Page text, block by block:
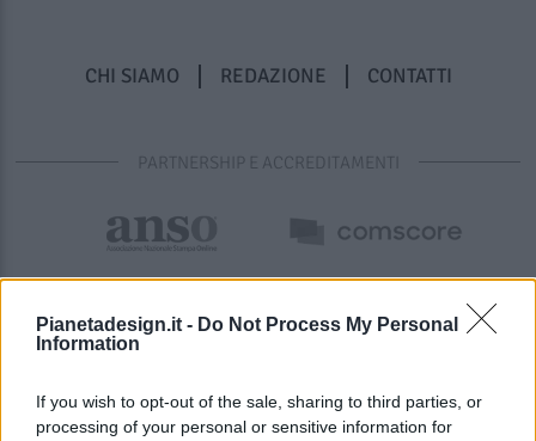
Pianetadesign.it - Do Not Process My Personal
Information
If you wish to opt-out of the sale, sharing to third parties, or
processing of your personal or sensitive information for
CHI SIAMO REDAZIONE CONTATTI
PARTNERSHIP E ACCREDITAMENTI